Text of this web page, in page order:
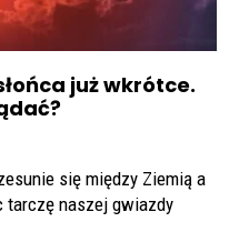
już wkrótce.
się między Ziemią a
tarczę naszej gwiazdy